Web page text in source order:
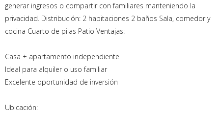
generar ingresos o compartir con familiares manteniendo la
privacidad. Distribución: 2 habitaciones 2 baños Sala, comedor y
cocina Cuarto de pilas Patio Ventajas:
Casa + apartamento independiente
Ideal para alquiler o uso familiar
Excelente oportunidad de inversión
Ubicación: